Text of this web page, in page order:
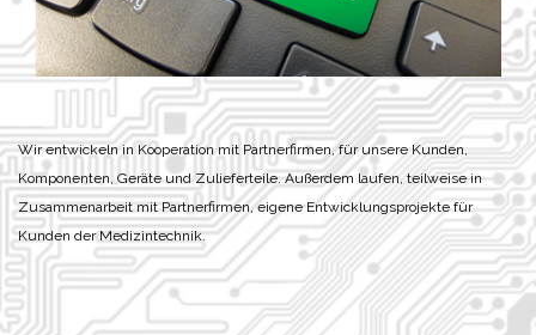
Wir entwickeln in Kooperation mit Partnerfirmen, für unsere Kunden,
Komponenten, Geräte und Zulieferteile. Außerdem laufen, teilweise in
Zusammenarbeit mit Partnerfirmen, eigene Entwicklungsprojekte für
Kunden der Medizintechnik.